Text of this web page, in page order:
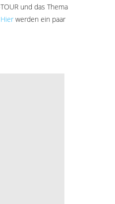
und das Thema
Hier werden ein paar